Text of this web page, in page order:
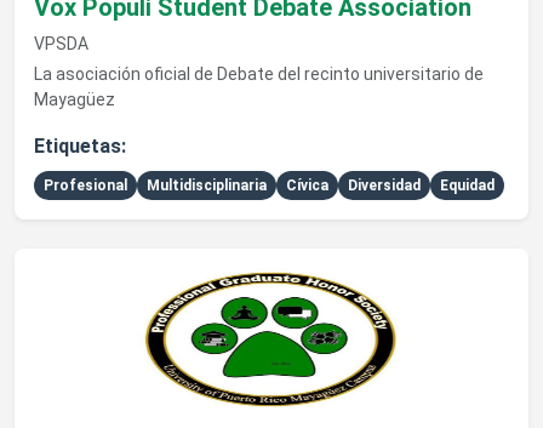
Vox Populi Student Debate Association
VPSDA
La asociación oficial de Debate del recinto universitario de
Mayagüez
Etiquetas:
Profesional Multidisciplinaria Cívica Diversidad Equidad